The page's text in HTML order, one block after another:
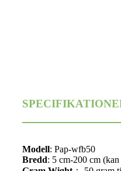
Modell: Pap-wfb50
Bredd: 5 cm-200 cm (kan